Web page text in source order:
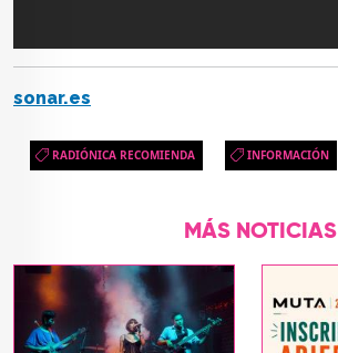
sonar.es
RADIÓNICA RECOMIENDA INFORMACIÓN
MÁS NOTICIAS